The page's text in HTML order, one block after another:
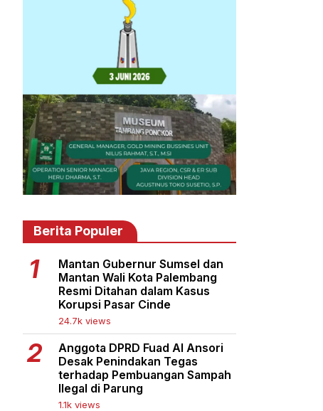
Berita Populer
Mantan Gubernur Sumsel dan
Mantan Wali Kota Palembang
Resmi Ditahan dalam Kasus
Korupsi Pasar Cinde
24.7k views
Anggota DPRD Fuad Al Ansori
Desak Penindakan Tegas
terhadap Pembuangan Sampah
Ilegal di Parung
1.1k views